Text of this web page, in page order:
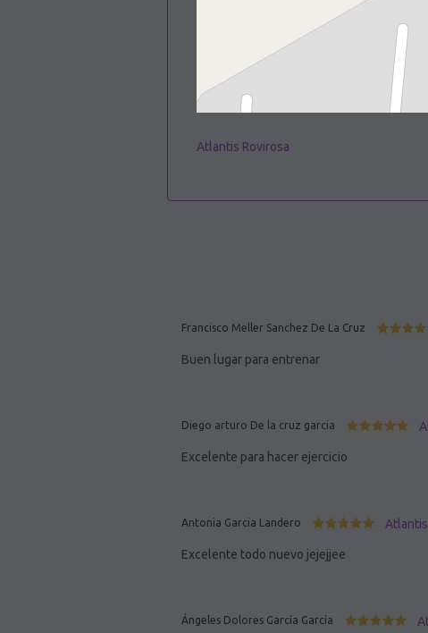
Atlantis Rovirosa
Francisco Meller Sanchez De La Cruz
Buen lugar para entrenar
Diego arturo De la cruz garcia
Excelente para hacer ejercicio
Antonia Garcia Landero Atlantis
Excelente todo nuevo jejejjee
Ángeles Dolores García García